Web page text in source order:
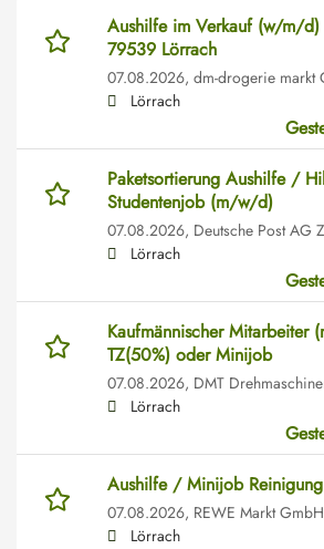
Aushilfe im Verkauf (w/m/
79539 Lörrach
07.08.2026, dm-drogerie markt
Lörrach
Paketsortierung Aushilfe /
Studentenjob (m/w/d)
07.08.2026, Deutsche Post AG
Lörrach
Kaufmännischer Mitarbeiter
TZ(50%) oder Minijob
07.08.2026, DMT
Lörrach
Aushilfe / Minijob
07.08.2026, REWE Markt
Lörrach